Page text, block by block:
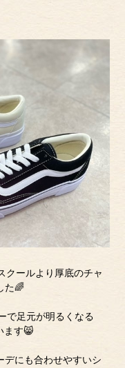
クールより厚底のチャ
た🌈
で足元が明るくなる
ます😸
デにも合わせやすいシ